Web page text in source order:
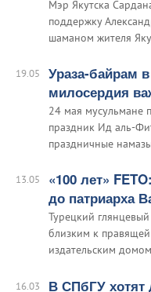
Мэр Якутска
поддержку
шаманом жителя
с помощью
Путина.
19.05
Ураза-байрам
милосердия
24 мая мусульмане
праздник Ид аль-
праздничные
невозможны.
попросил граждан
13.05
«100 лет»
до патриарха
Турецкий
близким к
издательским
лидеру
16.03
В СПбГУ хотят